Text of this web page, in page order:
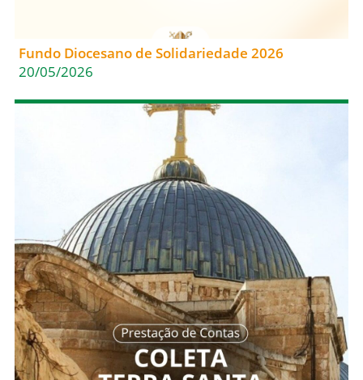
Fundo Diocesano de Solidariedade 2026
20/05/2026